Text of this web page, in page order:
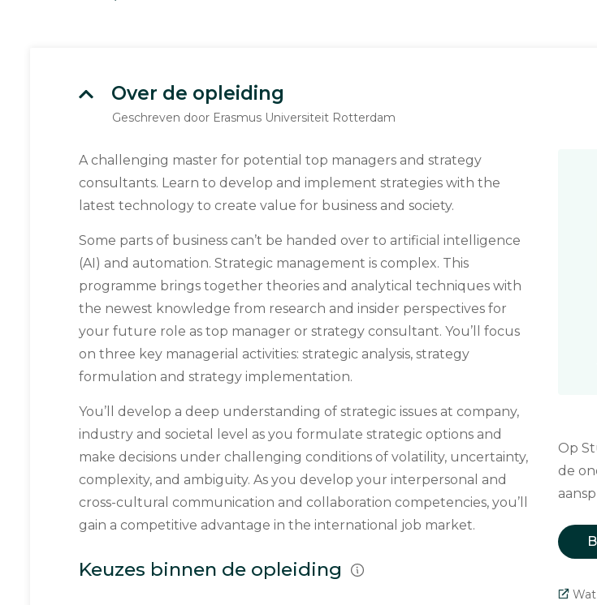
Over de opleiding
Geschreven door Erasmus Universiteit Rotterdam
A challenging master for potential top managers and strategy
consultants. Learn to develop and implement strategies with the
latest technology to create value for business and society.
Some parts of business can’t be handed over to artificial intelligence
(AI) and automation. Strategic management is complex. This
programme brings together theories and analytical techniques with
the newest knowledge from research and insider perspectives for
your future role as top manager or strategy consultant. You’ll focus
on three key managerial activities: strategic analysis, strategy
formulation and strategy implementation.
You’ll develop a deep understanding of strategic issues at company,
industry and societal level as you formulate strategic options and
make decisions under challenging conditions of volatility, uncertainty,
complexity, and ambiguity. As you develop your interpersonal and
cross-cultural communication and collaboration competencies, you’ll
gain a competitive advantage in the international job market.
Keuzes binnen de opleiding
Op
de